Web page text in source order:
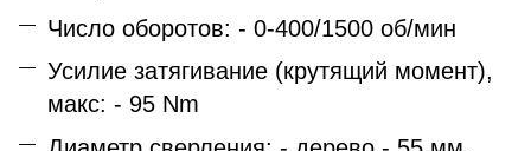
Число оборотов: - 0-400/1500 об/мин
Усилие затягивание (крутящий момент),
макс: - 95 Nm